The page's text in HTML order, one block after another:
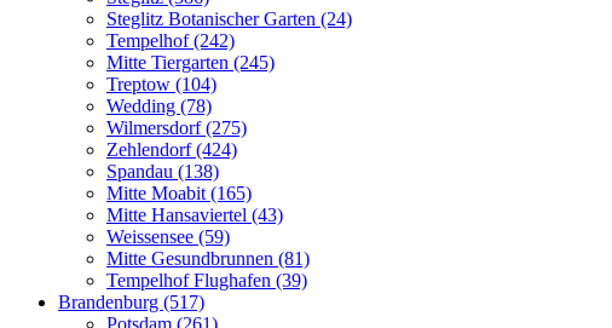
Steglitz Botanischer Garten (24)
Tempelhof (242)
Mitte Tiergarten (245)
Treptow (104)
Wedding (78)
Wilmersdorf (275)
Zehlendorf (424)
Spandau (138)
Mitte Moabit (165)
Mitte Hansaviertel (43)
Weissensee (59)
Mitte Gesundbrunnen (81)
Tempelhof Flughafen (39)
Brandenburg (517)
Potsdam (261)